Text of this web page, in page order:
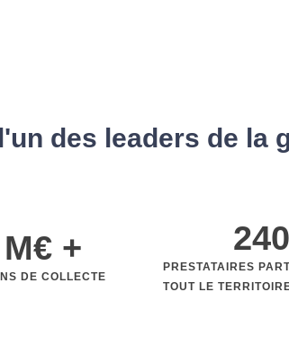
des leaders de la
DE COLLECTE
M€ +
PRESTATAIRES
TOUT LE